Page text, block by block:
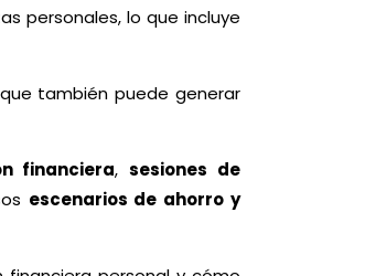
personales, lo que incluye
también puede generar
financiera,sesiones de
escenarios de ahorro y